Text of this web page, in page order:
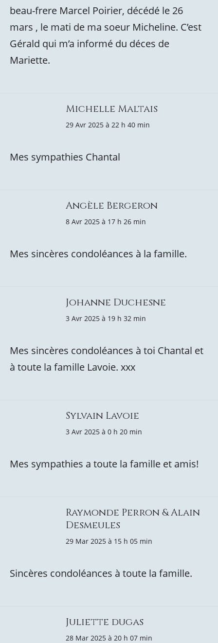
beau-frere Marcel Poirier, décédé le 26
mars , le mati de ma soeur Micheline. C’est
Gérald qui m’a informé du déces de
Mariette.
Michelle Maltais
29 Avr 2025 à 22 h 40 min
Mes sympathies Chantal
Angèle Bergeron
8 Avr 2025 à 17 h 26 min
Mes sincères condoléances à la famille.
Johanne Duchesne
3 Avr 2025 à 19 h 32 min
Mes sincères condoléances à toi Chantal et
à toute la famille Lavoie. xxx
Sylvain Lavoie
3 Avr 2025 à 0 h 20 min
Mes sympathies a toute la famille et amis!
Raymonde Perron & Alain
Desmeules
29 Mar 2025 à 15 h 05 min
Sincères condoléances à toute la famille.
Juliette dugas
28 Mar 2025 à 20 h 07 min